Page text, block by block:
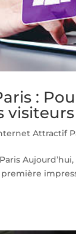
:
visiteurs
Attractif